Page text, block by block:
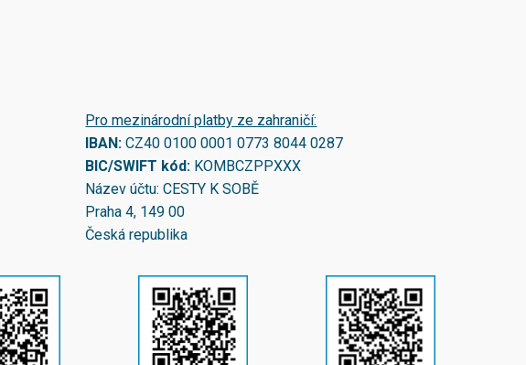
Pro mezinárodní platby ze zahraničí:
IBAN:CZ40 0100 0001 0773 8044 0287
BIC/SWIFT kód: KOMBCZPPXXX
Název účtu: CESTY K SOBĚ
Praha 4, 149 00
Česká republika